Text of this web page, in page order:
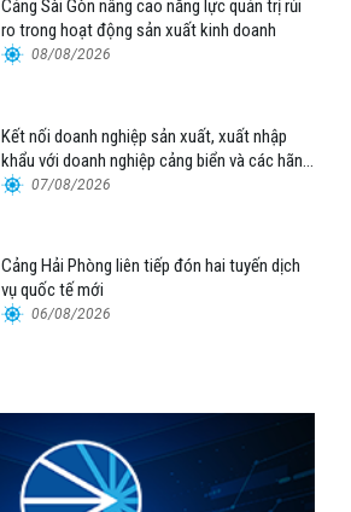
Cảng Sài Gòn nâng cao năng lực quản trị rủi
ro trong hoạt động sản xuất kinh doanh
08/08/2026
Kết nối doanh nghiệp sản xuất, xuất nhập
khẩu với doanh nghiệp cảng biển và các hãng
tàu 07/08/2026
Cảng Hải Phòng liên tiếp đón hai tuyến dịch
vụ quốc tế mới
06/08/2026